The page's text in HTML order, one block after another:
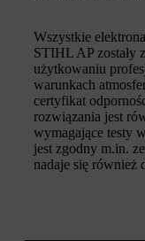
Wszystkie
STIHL AP zostały
użytkowaniu
warunkach
certyfikat
rozwiązania jest
wymagające testy
jest zgodny m.in.
nadaje się również